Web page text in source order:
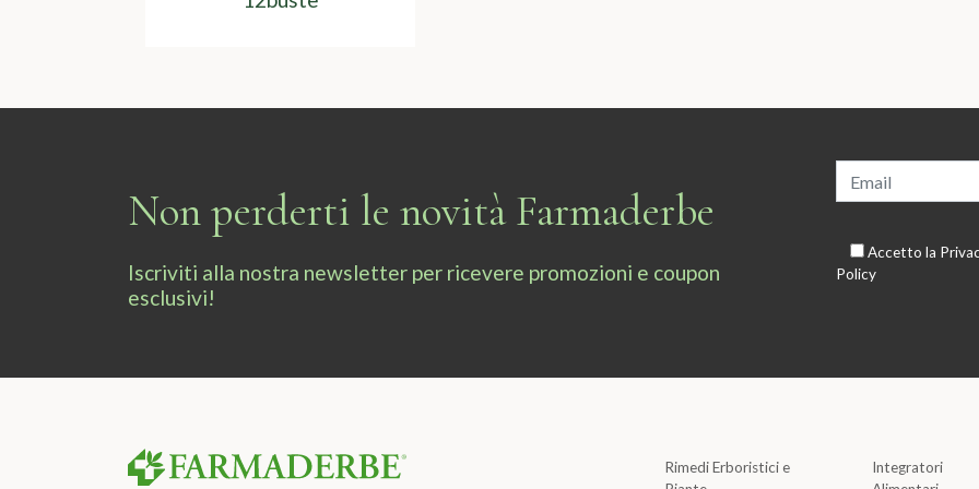
Non perderti le novità Farmaderbe
Iscriviti alla nostra newsletter per ricevere promozioni e coupon
esclusivi!
Accetto la
Policy
Rimedi Erboristici e
Integratori